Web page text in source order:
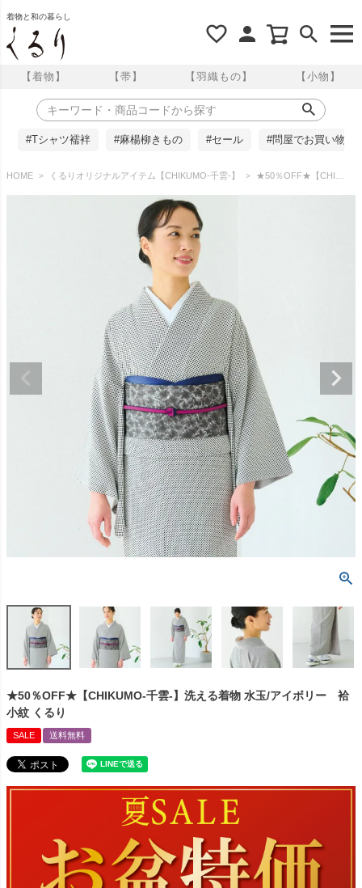
着物と和の暮らし
【着物】 【帯】 【羽織もの】 【小物】
#Tシャツ襦袢 #麻楊柳きもの #セール #問屋でお買い物
HOME くるりオリジナルアイテム【CHIKUMO-千雲-】 ★50％OFF★【CHIKUMO-千雲-】洗える着物 水玉/アイボリー 袷小紋 くるり
★50％OFF★【CHIKUMO-千雲-】洗える着物 水玉/アイボリー 袷
小紋 くるり
SALE 送料無料